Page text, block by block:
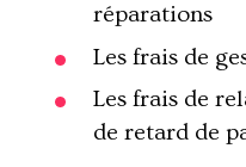
réparations
Les frais de
Les frais de
de retard de